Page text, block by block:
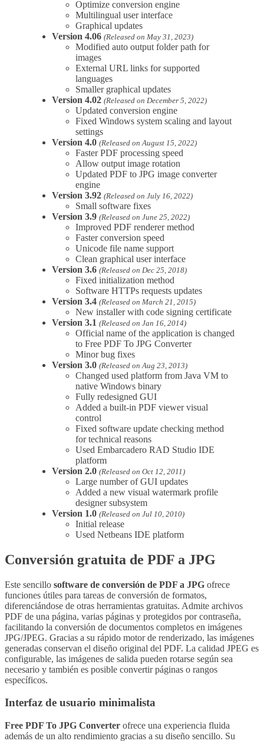
Optimize conversion engine
Multilingual user interface
Graphical updates
Version 4.06 (Released on May 31, 2023)
Modified auto output folder path for
images
External URL links for supported
languages
Smaller graphical updates
Version 4.02 (Released on December 5, 2022)
Updated conversion engine
Fixed Windows system scaling and layout
settings
Version 4.0 (Released on August 15, 2022)
Faster PDF processing speed
Allow output image rotation
Updated PDF to JPG image converter
engine
Version 3.92 (Released on July 16, 2022)
Small software fixes
Version 3.9 (Released on June 25, 2022)
Improved PDF renderer method
Faster conversion speed
Unicode file name support
Clean graphical user interface
Version 3.6 (Released on Dec 25, 2018)
Fixed initialization method
Software HTTPs requests updates
Version 3.4 (Released on March 21, 2015)
New installer with code signing certificate
Version 3.1 (Released on Jan 16, 2014)
Official name of the application is changed
to Free PDF To JPG Converter
Minor bug fixes
Version 3.0 (Released on Aug 23, 2013)
Changed used platform from Java VM to
native Windows binary
Fully redesigned GUI
Added a built-in PDF viewer visual
control
Fixed software update checking method
for technical reasons
Used Embarcadero RAD Studio IDE
platform
Version 2.0 (Released on Oct 12, 2011)
Large number of GUI updates
Added a new visual watermark profile
designer subsystem
Version 1.0 (Released on Jul 10, 2010)
Initial release
Used Netbeans IDE platform
Conversión gratuita de PDF a JPG
Este sencillo software de conversión de PDF a JPG ofrece
funciones útiles para tareas de conversión de formatos,
diferenciándose de otras herramientas gratuitas. Admite archivos
PDF de una página, varias páginas y protegidos por contraseña,
facilitando la conversión de documentos completos en imágenes
JPG/JPEG. Gracias a su rápido motor de renderizado, las imágenes
generadas conservan el diseño original del PDF. La calidad JPEG es
configurable, las imágenes de salida pueden rotarse según sea
necesario y también es posible convertir páginas o rangos
específicos.
Interfaz de usuario minimalista
Free PDF To JPG Converter ofrece una experiencia fluida
además de un alto rendimiento gracias a su diseño sencillo. Su